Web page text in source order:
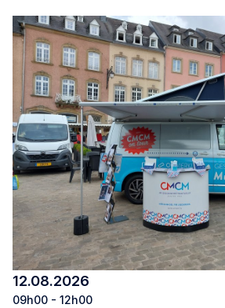
12.08.2026
09h00 - 12h00